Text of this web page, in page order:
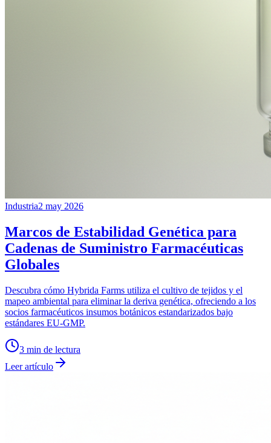
Industria2 may 2026
Marcos de Estabilidad Genética para
Cadenas de Suministro Farmacéuticas
Globales
Descubra cómo Hybrida Farms utiliza el cultivo de tejidos y el
mapeo ambiental para eliminar la deriva genética, ofreciendo a los
socios farmacéuticos insumos botánicos estandarizados bajo
estándares EU-GMP.
3 min de lectura
Leer artículo